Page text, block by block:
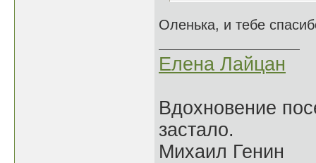
Оленька, и тебе
Елена Лайцан
Вдохновение
застало.
Михаил Генин